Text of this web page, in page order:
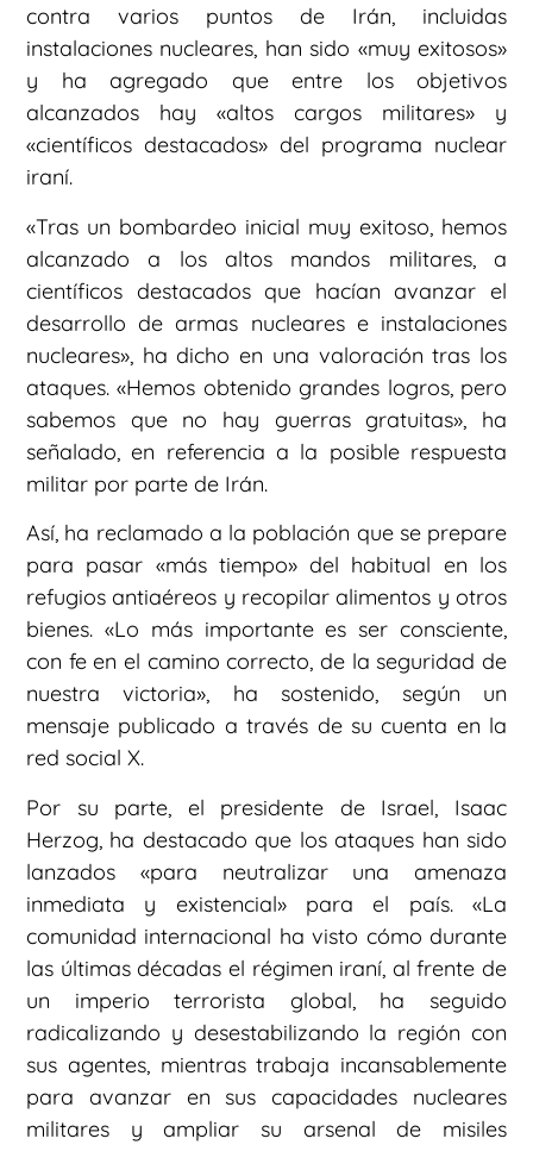
contra varios puntos de Irán, incluidas
instalaciones nucleares, han sido «muy exitosos»
y ha agregado que entre los objetivos
alcanzados hay «altos cargos militares» y
«científicos destacados» del programa nuclear
iraní.
«Tras un bombardeo inicial muy exitoso, hemos
alcanzado a los altos mandos militares, a
científicos destacados que hacían avanzar el
desarrollo de armas nucleares e instalaciones
nucleares», ha dicho en una valoración tras los
ataques. «Hemos obtenido grandes logros, pero
sabemos que no hay guerras gratuitas», ha
señalado, en referencia a la posible respuesta
militar por parte de Irán.
Así, ha reclamado a la población que se prepare
para pasar «más tiempo» del habitual en los
refugios antiaéreos y recopilar alimentos y otros
bienes. «Lo más importante es ser consciente,
con fe en el camino correcto, de la seguridad de
nuestra victoria», ha sostenido, según un
mensaje publicado a través de su cuenta en la
red social X.
Por su parte, el presidente de Israel, Isaac
Herzog, ha destacado que los ataques han sido
lanzados «para neutralizar una amenaza
inmediata y existencial» para el país. «La
comunidad internacional ha visto cómo durante
las últimas décadas el régimen iraní, al frente de
un imperio terrorista global, ha seguido
radicalizando y desestabilizando la región con
sus agentes, mientras trabaja incansablemente
para avanzar en sus capacidades nucleares
militares y ampliar su arsenal de misiles